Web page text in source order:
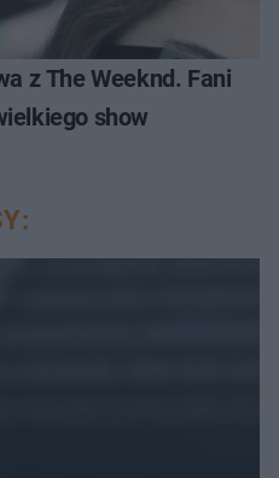
z The Weeknd. Fani
show